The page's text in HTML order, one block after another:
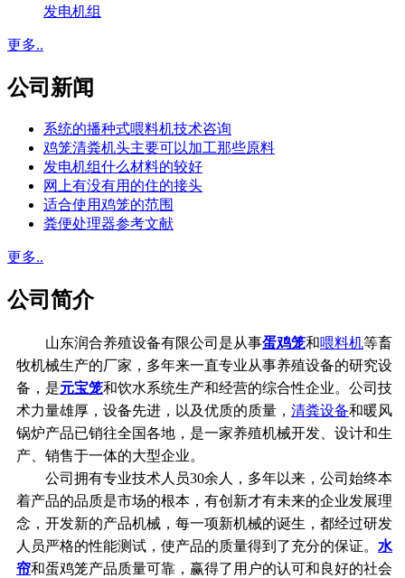
发电机组
更多..
公司新闻
系统的播种式喂料机技术咨询
鸡笼清粪机头主要可以加工那些原料
发电机组什么材料的较好
网上有没有用的住的接头
适合使用鸡笼的范围
粪便处理器参考文献
更多..
公司简介
山东润合养殖设备有限公司是从事蛋鸡笼和喂料机等畜
牧机械生产的厂家，多年来一直专业从事养殖设备的研究设
备，是元宝笼和饮水系统生产和经营的综合性企业。公司技
术力量雄厚，设备先进，以及优质的质量， 清粪设备和暖风
锅炉产品已销往全国各地，是一家养殖机械开发、设计和生
产、销售于一体的大型企业。
公司拥有专业技术人员30余人，多年以来，公司始终本
着产品的品质是市场的根本，有创新才有未来的企业发展理
念，开发新的产品机械，每一项新机械的诞生，都经过研发
人员严格的性能测试，使产品的质量得到了充分的保证。 水
帘和蛋鸡笼产品质量可靠，赢得了用户的认可和良好的社会